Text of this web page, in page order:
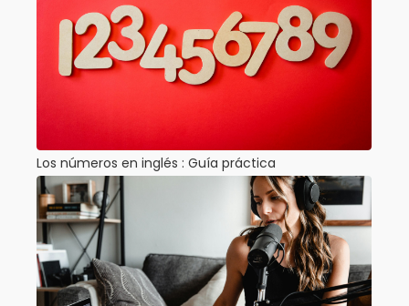
Los números en inglés : Guía práctica